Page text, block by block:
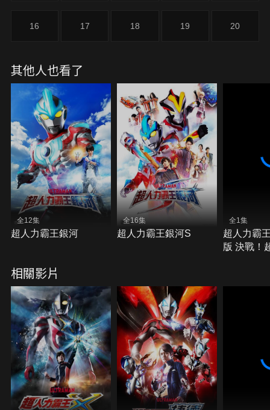
16 17 18 19 20
其他人也看了
全12集
超人力霸王銀河
全16集
超人力霸王銀河S
全1集
超人力霸
版 決戰！
相關影片